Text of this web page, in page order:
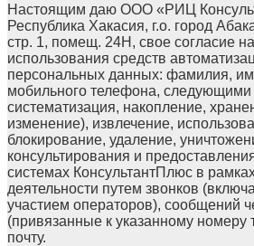
Настоящим даю ООО «РИЦ
Республика Хакасия, г.о. город
стр. 1, помещ. 24Н, свое согласие
использования средств
персональных данных: фамилия,
мобильного телефона, следующими
систематизация, накопление,
изменение), извлечение,
блокирование, удаление,
консультирования и
системах КонсультантПлюс в
деятельности путем звонков
участием операторов), сообщений
(привязанные к указанному номеру
почту.